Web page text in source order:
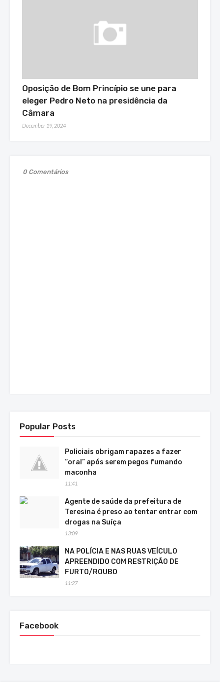
Oposição de Bom Princípio se une para
eleger Pedro Neto na presidência da
Câmara
December 19, 2024
0 Comentários
Popular Posts
Policiais obrigam rapazes a fazer
“oral” após serem pegos fumando
maconha
11:41
Agente de saúde da prefeitura de
Teresina é preso ao tentar entrar com
drogas na Suíça
13:09
NA POLÍCIA E NAS RUAS VEÍCULO
APREENDIDO COM RESTRIÇÃO DE
FURTO/ROUBO
11:27
Facebook